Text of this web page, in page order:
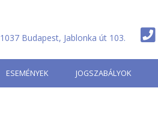
1037 Budapest, Jablonka út 103.
ESEMÉNYEK JOGSZABÁLYOK